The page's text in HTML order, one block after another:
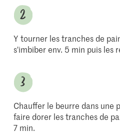
Y tourner les tranches de
s'imbiber env. 5 min puis les
Chauffer le beurre dans une
faire dorer les tranches de
7 min.